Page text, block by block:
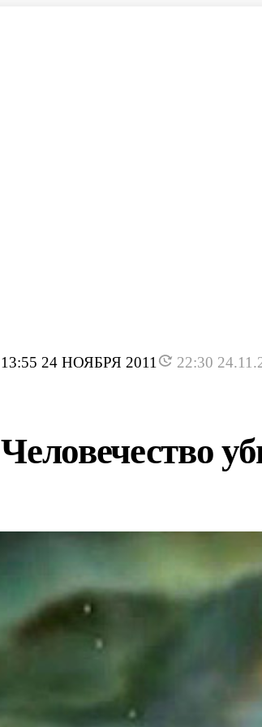
13:55 24 НОЯБРЯ 2011 22:30
Человечество